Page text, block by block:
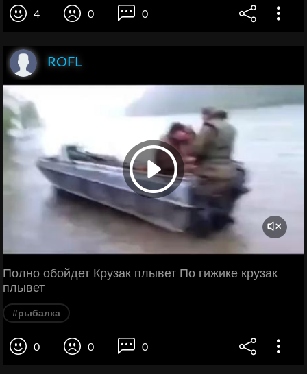
4 0 0
ROFL
Полно обойдет Крузак плывет По гижике крузак
плывет
#рыбалка
0 0 0